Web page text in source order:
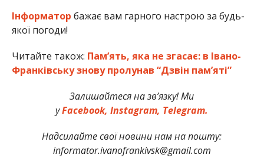
Інформатор бажає вам гарного настрою за будь-
якої погоди!
Читайте також: Пам’ять, яка не згасає: в Івано-
Франківську знову пролунав “Дзвін пам’яті”
Залишайтеся на зв’язку! Ми
уFacebook, Instagram, Telegram.
Надсилайте свої новини нам на пошту:
informator.ivanofrankivsk@gmail.com